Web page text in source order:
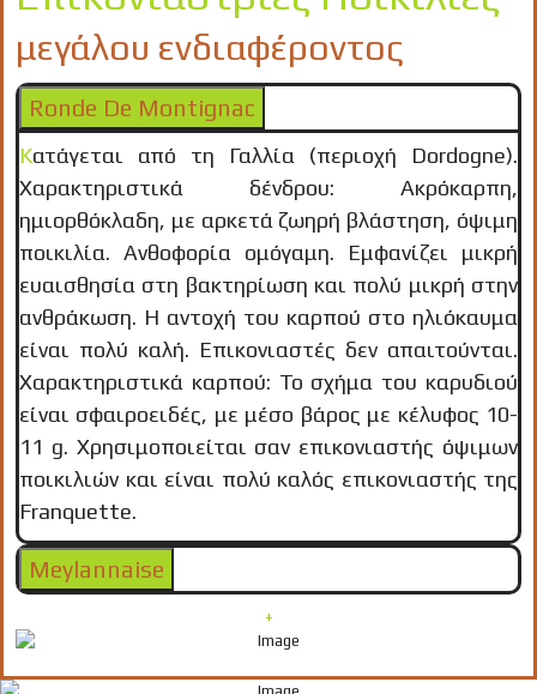
μεγάλου ενδιαφέροντος
Ronde De Montignac
Κατάγεται από τη Γαλλία (περιοχή Dordogne).
Χαρακτηριστικά δένδρου: Aκρόκαρπη,
ημιορθόκλαδη, με αρκετά ζωηρή βλάστηση, όψιμη
ποικιλία. Ανθοφορία ομόγαμη. Εμφανίζει μικρή
ευαισθησία στη βακτηρίωση και πολύ μικρή στην
ανθράκωση. Η αντοχή του καρπού στο ηλιόκαυμα
είναι πολύ καλή. Επικονιαστές δεν απαιτούνται.
Χαρακτηριστικά καρπού: Το σχήμα του καρυδιού
είναι σφαιροειδές, με μέσο βάρος με κέλυφος 10-
11 g. Χρησιμοποιείται σαν επικονιαστής όψιμων
ποικιλιών και είναι πολύ καλός επικονιαστής της
Franquette.
Meylannaise
+